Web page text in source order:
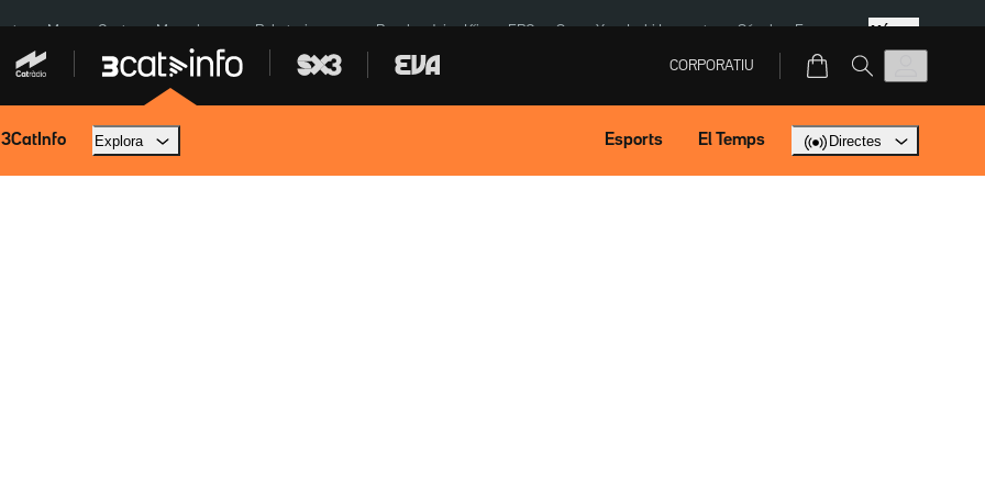
Menors Ceuta Mercabarna Robatoris coure Bombardejos Kíiv ERC SpaceX Isaki Lacuesta Sánchez Europa Més
CORPORATIU
3CatInfo Explora Esports El Temps Directes